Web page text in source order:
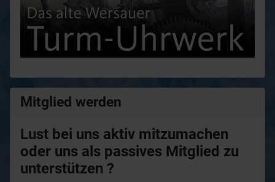
Mitglied werden
Lust bei uns aktiv mitzumachen
oder uns als passives Mitglied zu
unterstützen ?